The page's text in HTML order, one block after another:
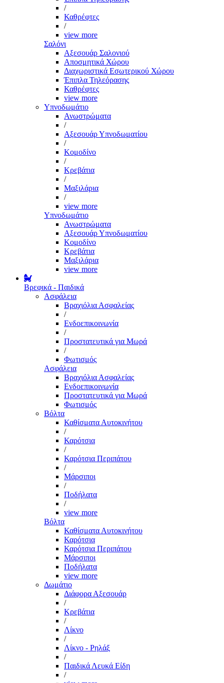
/
Καθρέφτες
/
view more
Σαλόνι
Αξεσουάρ Σαλονιού
Αποσμητικά Χώρου
Διαχωριστικά Εσωτερικού Χώρου
Έπιπλα Τηλεόρασης
Καθρέφτες
view more
Υπνοδωμάτιο
Ανωστρώματα
/
Αξεσουάρ Υπνοδωματίου
/
Κομοδίνο
/
Κρεβάτια
/
Μαξιλάρια
/
view more
Υπνοδωμάτιο
Ανωστρώματα
Αξεσουάρ Υπνοδωματίου
Κομοδίνο
Κρεβάτια
Μαξιλάρια
view more
Βρεφικά - Παιδικά
Ασφάλεια
Βραχιόλια Ασφαλείας
/
Ενδοεπικοινωνία
/
Προστατευτικά για Μωρά
/
Φωτισμός
Ασφάλεια
Βραχιόλια Ασφαλείας
Ενδοεπικοινωνία
Προστατευτικά για Μωρά
Φωτισμός
Βόλτα
Καθίσματα Αυτοκινήτου
/
Καρότσια
/
Καρότσια Περιπάτου
/
Μάρσιποι
/
Ποδήλατα
/
view more
Βόλτα
Καθίσματα Αυτοκινήτου
Καρότσια
Καρότσια Περιπάτου
Μάρσιποι
Ποδήλατα
view more
Δωμάτιο
Διάφορα Αξεσουάρ
/
Κρεβάτια
/
Λίκνο
/
Λίκνο - Ρηλάξ
/
Παιδικά Λευκά Είδη
/